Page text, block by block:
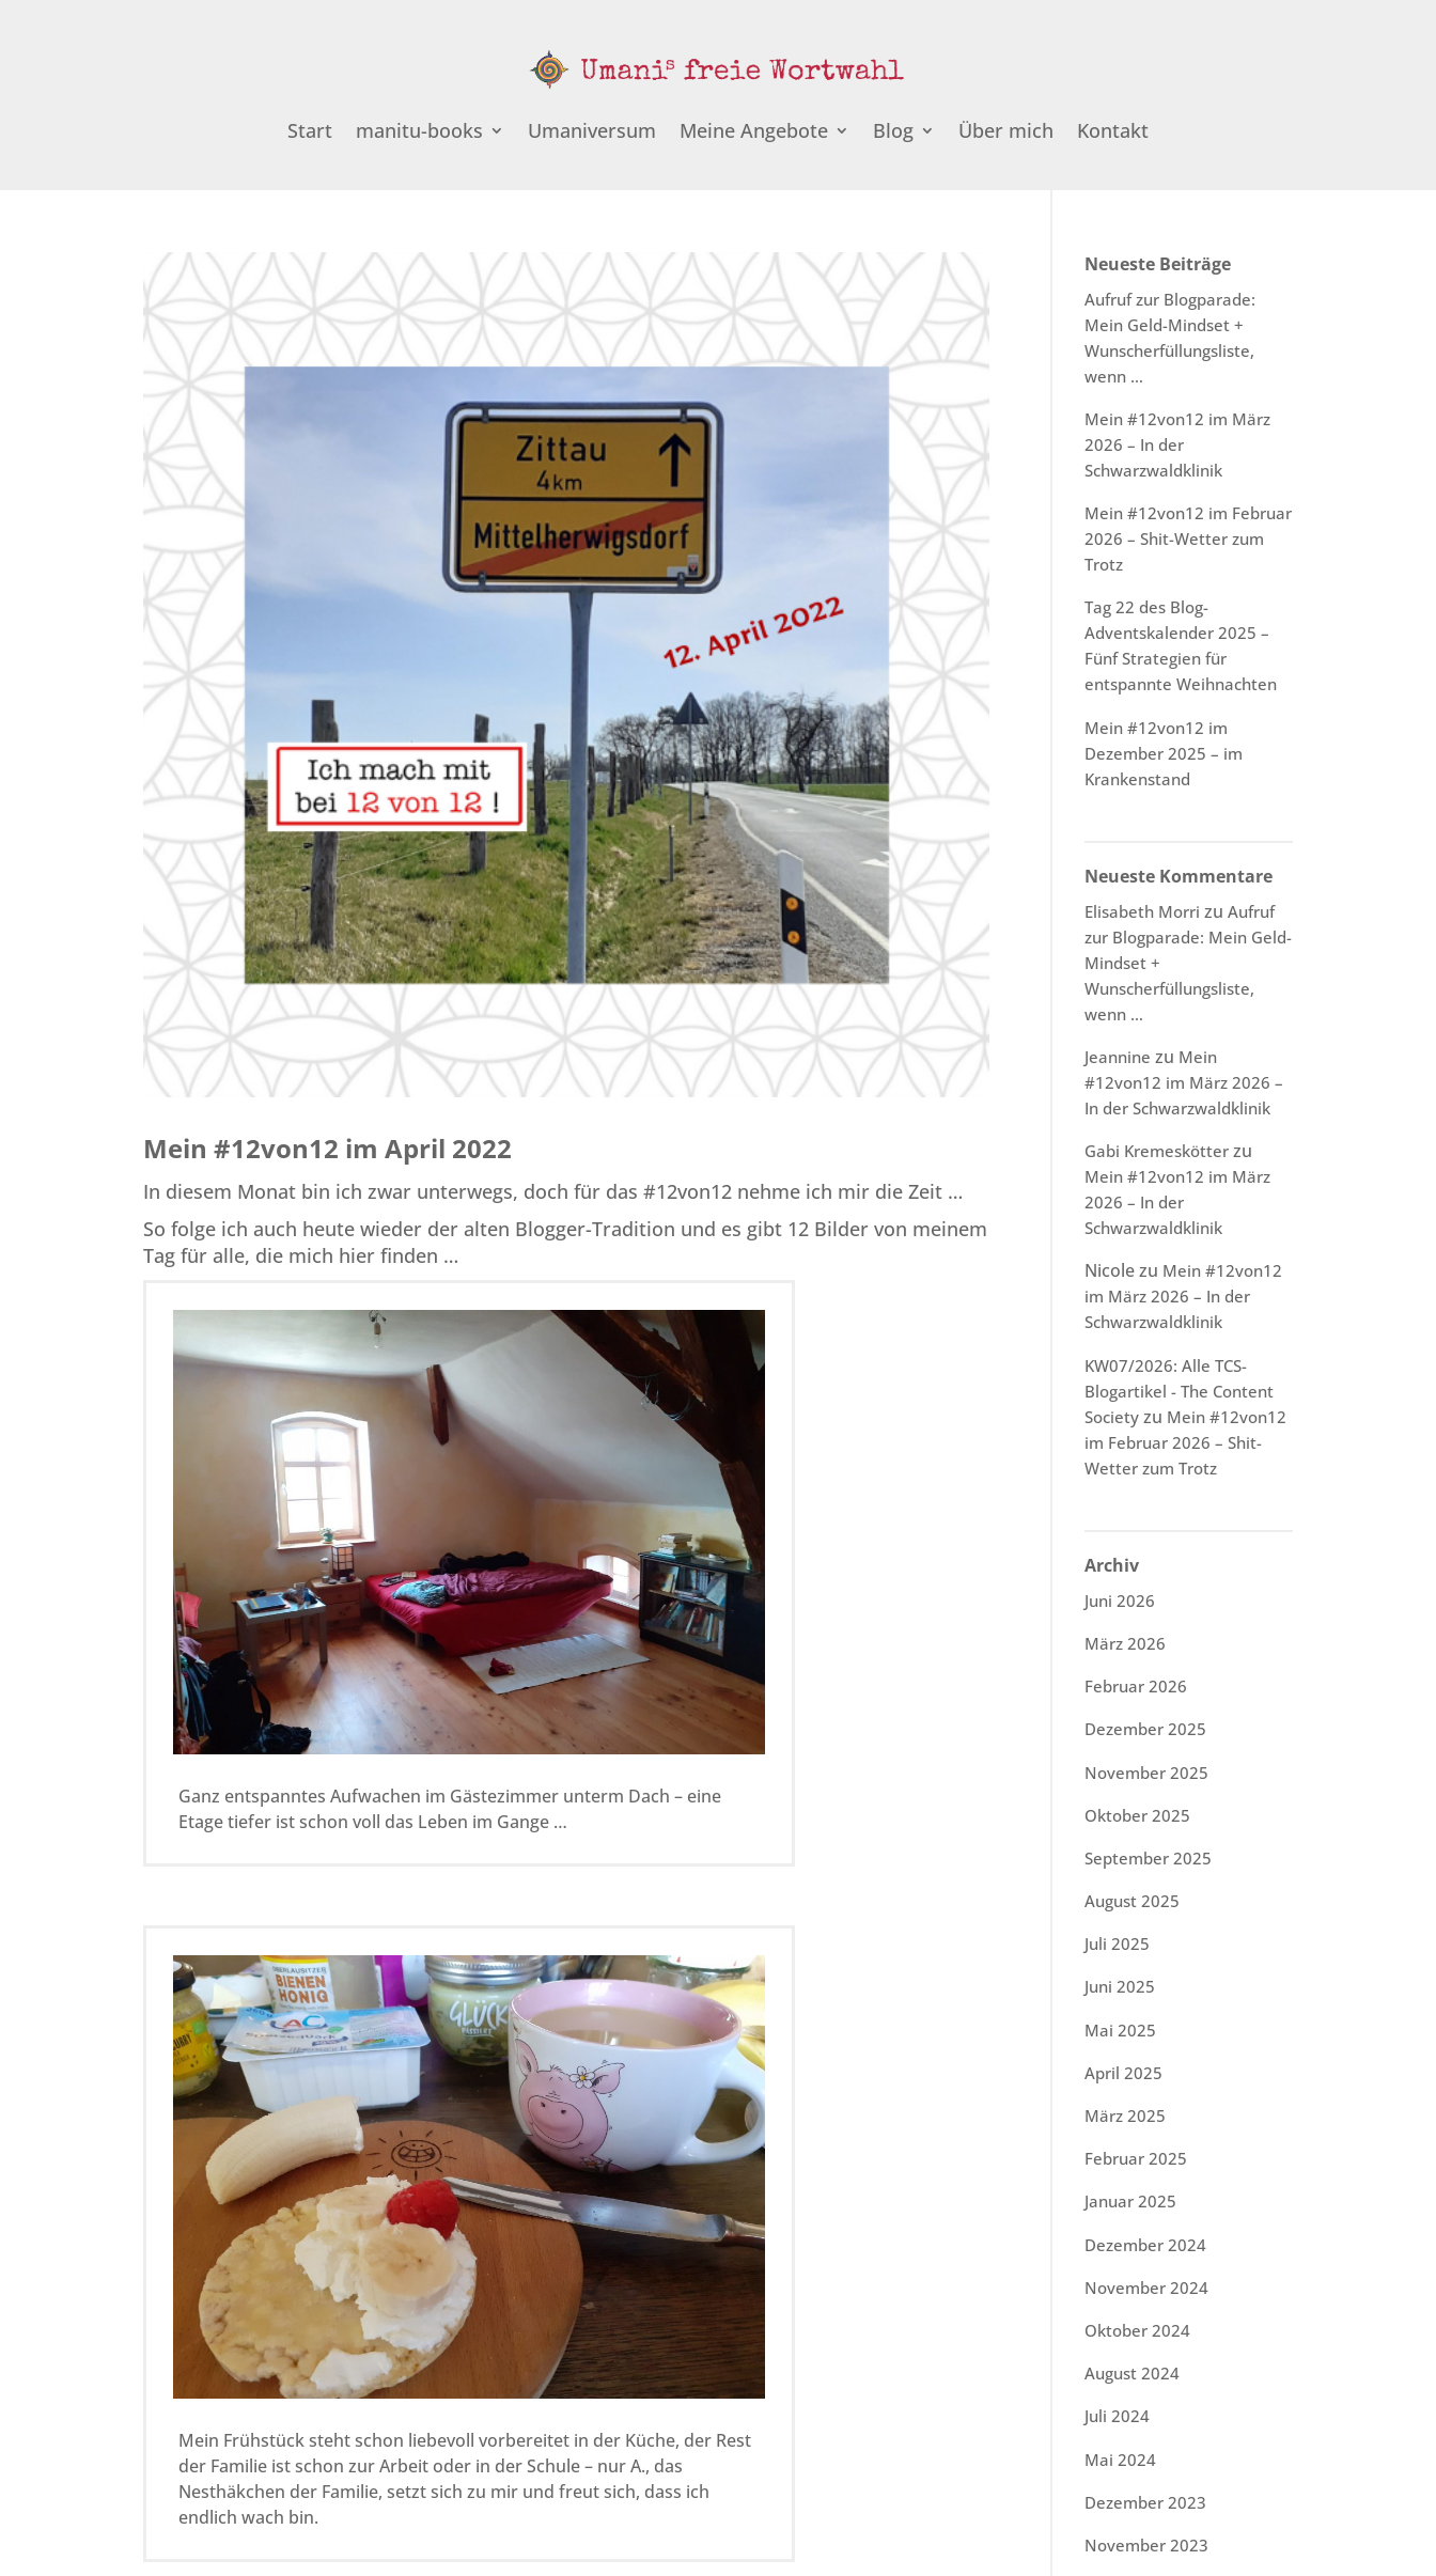
Start manitu-books Umaniversum Meine Angebote Blog Über mich Kontakt
Mein #12von12 im April 2022
In diesem Monat bin ich zwar unterwegs, doch für das #12von12 nehme ich mir die Zeit …
So folge ich auch heute wieder der alten Blogger-Tradition und es gibt 12 Bilder von meinem
Tag für alle, die mich hier finden …
Ganz entspanntes Aufwachen im Gästezimmer unterm Dach – eine
Etage tiefer ist schon voll das Leben im Gange …
Mein Frühstück steht schon liebevoll vorbereitet in der Küche, der Rest
der Familie ist schon zur Arbeit oder in der Schule – nur A., das
Nesthäkchen der Familie, setzt sich zu mir und freut sich, dass ich
endlich wach bin.
Neueste Beiträge
Aufruf zur Blogparade:
Mein Geld-Mindset +
Wunscherfüllungsliste,
wenn …
Mein #12von12 im März
2026 – In der
Schwarzwaldklinik
Mein #12von12 im Februar
2026 – Shit-Wetter zum
Trotz
Tag 22 des Blog-
Adventskalender 2025 –
Fünf Strategien für
entspannte Weihnachten
Mein #12von12 im
Dezember 2025 – im
Krankenstand
Neueste Kommentare
Elisabeth Morri zuAufruf
zur Blogparade: Mein Geld-
Mindset +
Wunscherfüllungsliste,
wenn …
Jeannine zu Mein
#12von12 im März 2026 –
In der Schwarzwaldklinik
Gabi Kremeskötter zu
Mein #12von12 im März
2026 – In der
Schwarzwaldklinik
Nicolezu Mein #12von12
im März 2026 – In der
Schwarzwaldklinik
KW07/2026: Alle TCS-
Blogartikel - The Content
Society zu Mein #12von12
im Februar 2026 – Shit-
Wetter zum Trotz
Archiv
Juni 2026
März 2026
Februar 2026
Dezember 2025
November 2025
Oktober 2025
September 2025
August 2025
Juli 2025
Juni 2025
Mai 2025
April 2025
März 2025
Februar 2025
Januar 2025
Dezember 2024
November 2024
Oktober 2024
August 2024
Juli 2024
Mai 2024
Dezember 2023
November 2023